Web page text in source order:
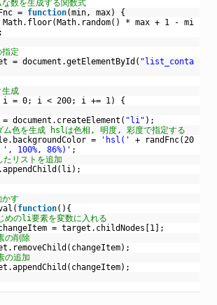
数を生成する関数式
= function(min, max) {
* max + 1 - mi
定
= document.getElementById( "list_conta
成
= 0; i < 200; i += 1) {
"li" );
ム色を生成 hslは色相, 明度, 彩度で指定する
=
'hsl('
+ randFnc(20
', 100%, 86%)' ;
リストを追加
す
function(){
めのli要素を変数に入れる
= target.childNodes[1];
の削除
の追加